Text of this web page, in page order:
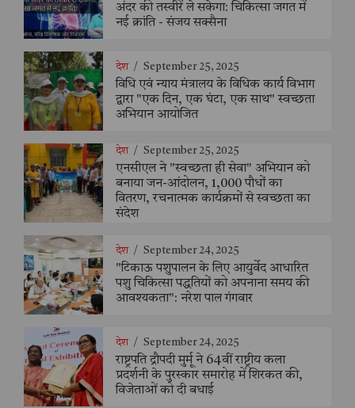
अंदर की तस्वीरें ले सकेगा: चिकित्सा जगत में
नई क्रांति - संजय सक्सैना
देश / September 25, 2025
विधि एवं न्याय मंत्रालय के विधिक कार्य विभाग
द्वारा "एक दिन, एक घंटा, एक साथ" स्वच्छता
अभियान आयोजित
देश / September 25, 2025
एनसीएल ने "स्वच्छता ही सेवा" अभियान को
बनाया जन-आंदोलन, 1,000 पौधों का
वितरण, रचनात्मक कार्यक्रमों से स्वच्छता का
संदेश
देश / September 24, 2025
"टिकाऊ पशुपालन के लिए आयुर्वेद आधारित
पशु चिकित्सा पद्धतियों को अपनाना समय की
आवश्यकता": नरेश पाल गंगवार
देश / September 24, 2025
राष्ट्रपति द्रौपदी मुर्मू ने 64वीं राष्ट्रीय कला
प्रदर्शनी के पुरस्कार समारोह में शिरकत की,
विजेताओं को दी बधाई